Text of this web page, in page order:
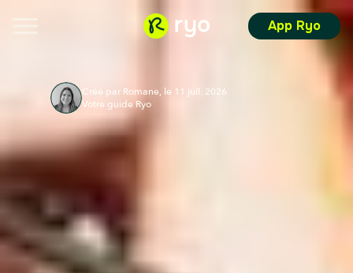
App Ryo
Créé par Romane, le 11 juil. 2026
Votre guide Ryo